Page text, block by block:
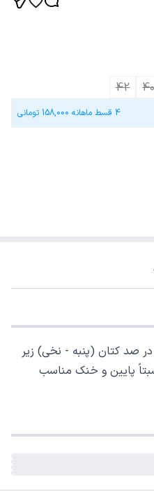
40
42
4 قسط ماهانه 158,000 تومانی
صد کتان (پنبه - نخی) زیر
پایین و خنک مناسب